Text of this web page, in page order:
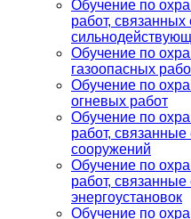
Обучение по
работ, связанных
Обучение по
газоопасных
Обучение по
огневых работ
Обучение по
работ,
сооружений
Обучение по
работ,
энергоустановок
Обучение по